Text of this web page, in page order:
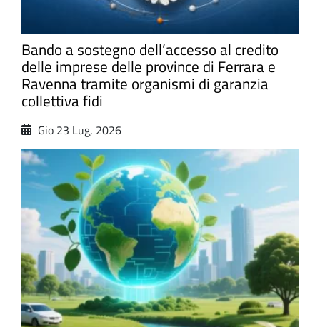
Bando a sostegno dell’accesso al credito
delle imprese delle province di Ferrara e
Ravenna tramite organismi di garanzia
collettiva fidi
Gio 23 Lug, 2026